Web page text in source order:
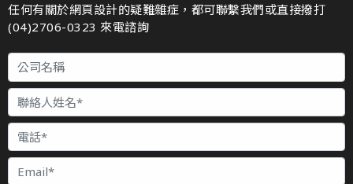
任何有關於網頁設計的疑難雜症，都可聯繫我們或直接撥打
(04)2706-0323 來電諮詢